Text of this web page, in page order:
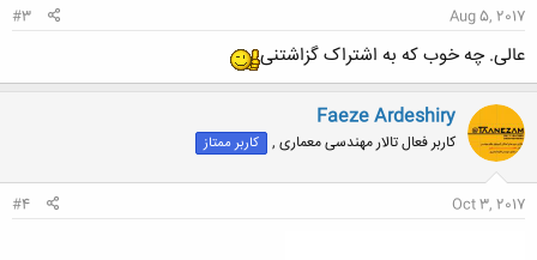
Aug 5, 2017
#3
عالی. چه خوب که به اشتراک گزاشتنی
Faeze Ardeshiry
کاربر فعال تالار مهندسی معماری , کاربر ممتاز
Oct 3, 2017
#4